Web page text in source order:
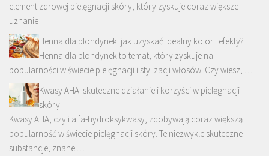
element zdrowej pielęgnacji skóry, który zyskuje coraz większe
uznanie …
Henna dla blondynek: jak uzyskać idealny kolor i efekty?
Henna dla blondynek to temat, który zyskuje na
popularności w świecie pielęgnacji i stylizacji włosów. Czy wiesz, …
Kwasy AHA: skuteczne działanie i korzyści w pielęgnacji
skóry
Kwasy AHA, czyli alfa-hydroksykwasy, zdobywają coraz większą
popularność w świecie pielęgnacji skóry. Te niezwykle skuteczne
substancje, znane …